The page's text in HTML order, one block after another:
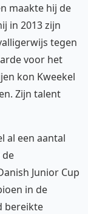
maakte hij de
in 2013 zijn
tegen
voor het
kon Kweekel
Zijn talent
al een aantal
de
Junior Cup
in de
bereikte